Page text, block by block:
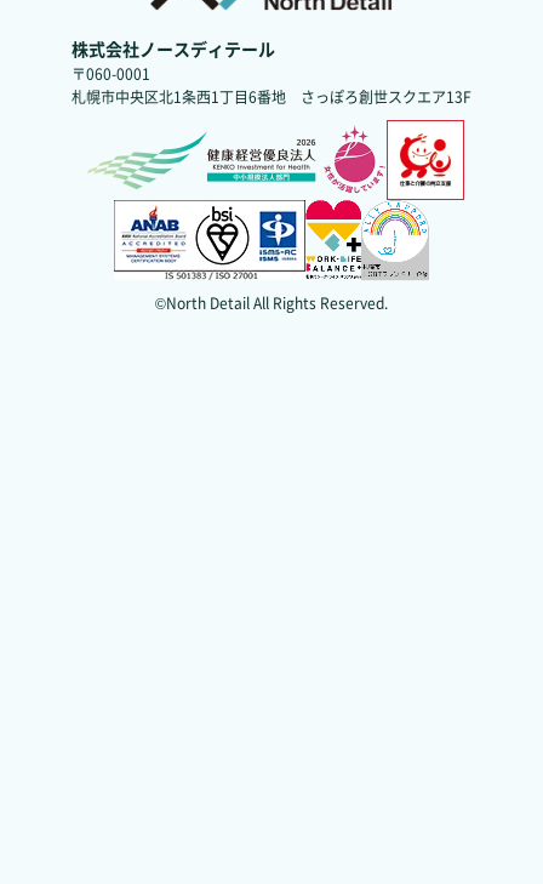
株式会社ノースディテール
〒060-0001
札幌市中央区北1条西1丁目6番地
さっぽろ創世スクエア13F
©North Detail All Rights Reserved.